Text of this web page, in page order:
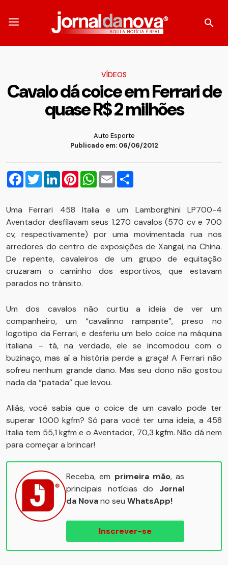
VÍDEOS
Cavalo dá coice em Ferrari de
quase R$ 2 milhões
Auto Esporte
Publicado em: 06/06/2012
Facebook
TwitterLinkedInPinterestWhatsApp
Email
Uma Ferrari 458 Italia e um Lamborghini LP700-4
Aventador desfilavam seus 1.270 cavalos (570 cv e 700
cv, respectivamente) por uma movimentada rua nos
arredores do centro de exposições de Xangai, na China.
De repente, cavaleiros de um grupo de equitação
cruzaram o caminho dos esportivos, que estavam
parados no trânsito.
Um dos cavalos não curtiu a ideia de ver um
companheiro, um “cavalinno rampante”, preso no
logotipo da Ferrari, e desferiu um belo coice na máquina
italiana – tá, na verdade, ele se incomodou com o
buzinaço, mas aí a história perde a graça! A Ferrari não
sofreu nenhum grande dano. Mas seu dono não gostou
nada da “patada” que levou.
Aliás, você sabia que o coice de um cavalo pode ter
superar 1.000 kgfm? Só para você ter uma ideia, a 458
Italia tem 55,1 kgfm e o Aventador, 70,3 kgfm. Não dá nem
para começar a brincar!
Receba, em primeira mão, as
principais notícias do Jornal
da Novano seu WhatsApp!
Inscrever-se